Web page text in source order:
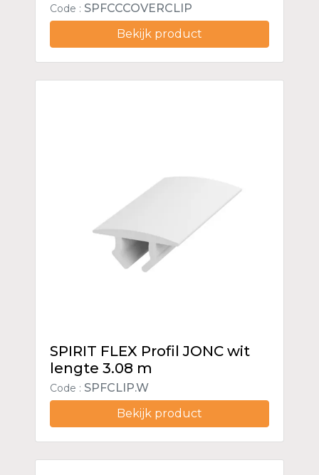
Code : SPFCCCOVERCLIP
Bekijk product
SPIRIT FLEX Profil JONC wit
lengte 3.08 m
Code : SPFCLIP.W
Bekijk product